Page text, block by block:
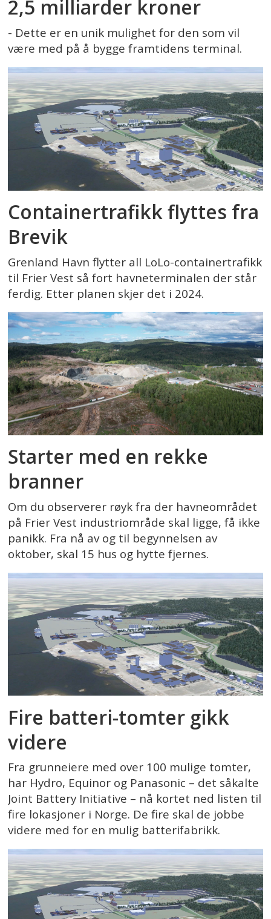
2,5 milliarder kroner
- Dette er en unik mulighet for den som vil
være med på å bygge framtidens terminal.
Containertrafikk flyttes fra
Brevik
Grenland Havn flytter all LoLo-containertrafikk
til Frier Vest så fort havneterminalen der står
ferdig. Etter planen skjer det i 2024.
Starter med en rekke
branner
Om du observerer røyk fra der havneområdet
på Frier Vest industriområde skal ligge, få ikke
panikk. Fra nå av og til begynnelsen av
oktober, skal 15 hus og hytte fjernes.
Fire batteri-tomter gikk
videre
Fra grunneiere med over 100 mulige tomter,
har Hydro, Equinor og Panasonic – det såkalte
Joint Battery Initiative – nå kortet ned listen til
fire lokasjoner i Norge. De fire skal de jobbe
videre med for en mulig batterifabrikk.